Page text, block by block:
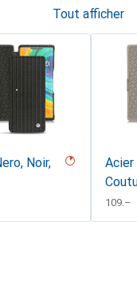
Tout afficher
Noir,
CHF
109.–